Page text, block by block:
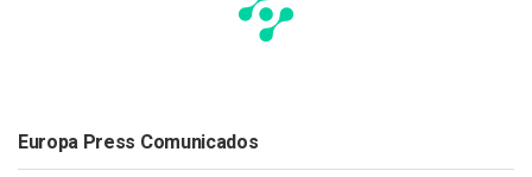
Europa Press Comunicados